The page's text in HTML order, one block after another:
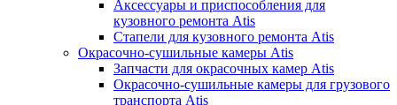
Аксессуары и приспособления для
кузовного ремонта Atis
Стапели для кузовного ремонта Atis
Окрасочно-сушильные камеры Atis
Запчасти для окрасочных камер Atis
Окрасочно-сушильные камеры для грузового
транспорта Atis